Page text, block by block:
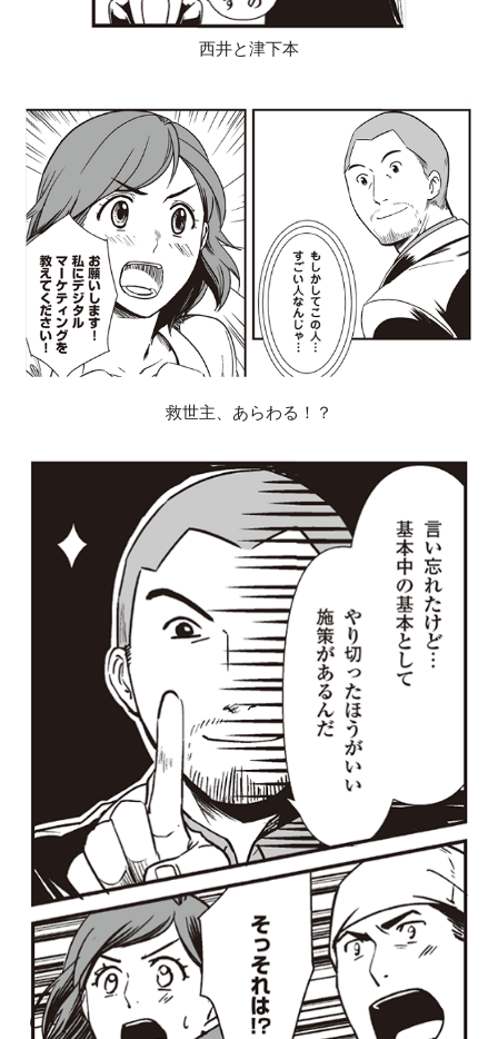
西井と津下本
救世主、あらわる！？